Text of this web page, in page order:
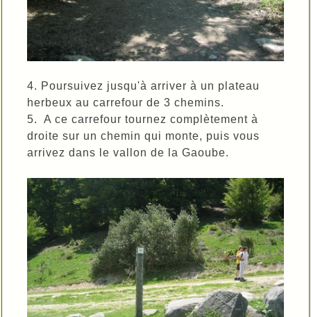
4. Poursuivez jusqu'à arriver à un plateau
herbeux au carrefour de 3 chemins.
5. A ce carrefour tournez complètement à
droite sur un chemin qui monte, puis vous
arrivez dans le vallon de la Gaoube.